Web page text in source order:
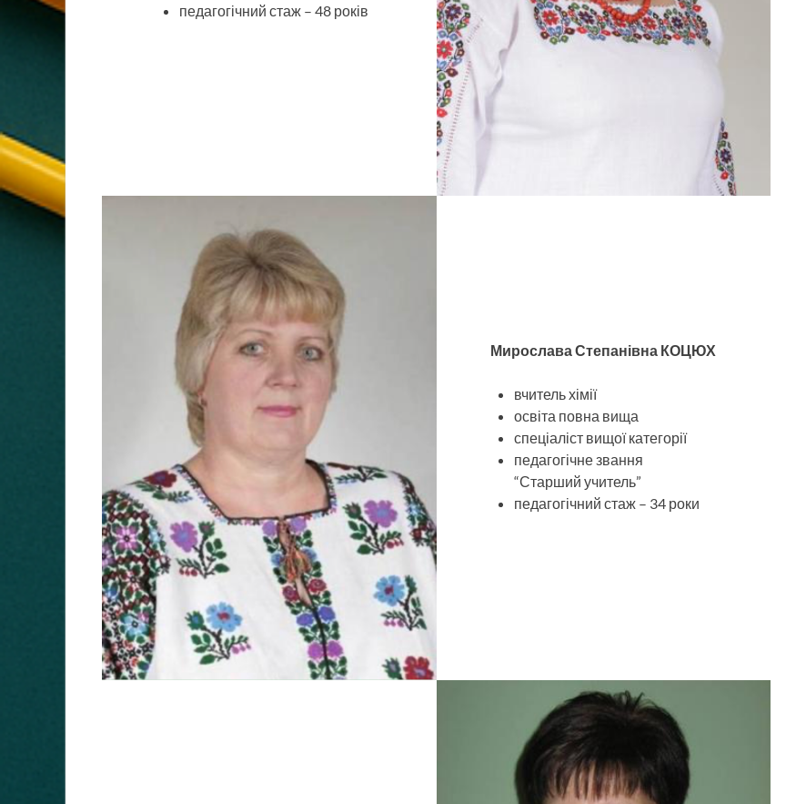
педагогічний стаж – 48 років
Мирослава Степанівна КОЦЮХ
вчитель хімії
освіта повна вища
спеціаліст вищої категорії
педагогічне звання
“Старший учитель”
педагогічний стаж – 34 роки